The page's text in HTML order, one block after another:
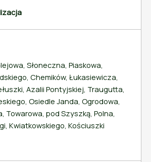
Słoneczna, Piaskowa,
Chemików, Łukasiewicza,
Azalii Pontyjskiej, Traugutta,
Osiedle Janda, Ogrodowa,
Towarowa, pod Szyszką, Polna,
Kwiatkowskiego, Kościuszki